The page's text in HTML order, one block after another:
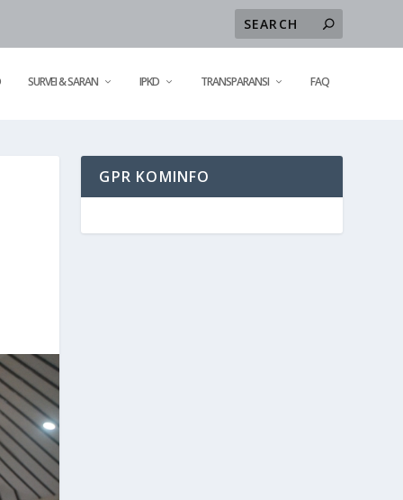
SURVEI & SARAN IPKD TRANSPARANSI FAQ
GPR KOMINFO